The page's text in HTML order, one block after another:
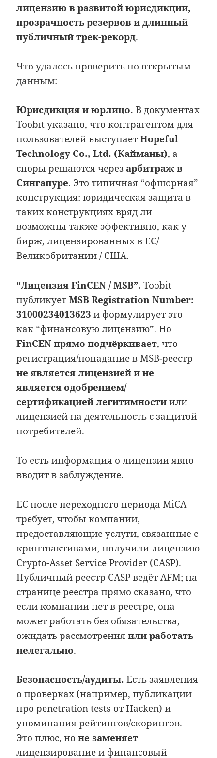
лицензию в развитой юрисдикции,
прозрачность резервов и длинный
публичный трек-рекорд.
Что удалось проверить по открытым
данным:
Юрисдикция и юрлицо. В документах
Toobit указано, что контрагентом для
пользователей выступаетHopeful
Technology Co., Ltd. (Кайманы), а
споры решаются через арбитраж в
Сингапуре. Это типичная “офшорная”
конструкция: юридическая защита в
таких конструкциях вряд ли
возможны также эффективно, как у
бирж, лицензированных в ЕС/
Великобритании / США.
“Лицензия FinCEN / MSB”. Toobit
публикуетMSB Registration Number:
31000234013623 и формулирует это
как “финансовую лицензию”. Но
FinCEN прямоподчёркивает, что
регистрация/попадание в MSB-реестр
не является лицензией и не
является одобрением/
сертификацией легитимностиили
лицензией на деятельность с защитой
потребителей.
То есть информация о лицензии явно
вводит в заблуждение.
ЕС после переходного периодаMiCA
требует, чтобы компании,
предоставляющие услуги, связанные с
криптоактивами, получили лицензию
Crypto-Asset Service Provider (CASP).
Публичный реестр CASP ведёт AFM; на
странице реестра прямо сказано, что
если компании нет в реестре, она
может работать без обязательства,
ожидать рассмотренияили работать
нелегально.
Безопасность/аудиты. Есть заявления
о проверках (например, публикации
про penetration tests от Hacken) и
упоминания рейтингов/скорингов.
Это плюс, ноне заменяет
лицензирование и финансовый